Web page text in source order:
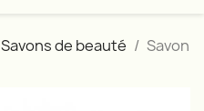
Savons de beauté
Savon